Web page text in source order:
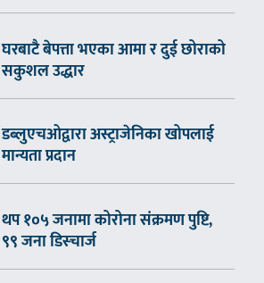
घरबाटै बेपत्ता भएका आमा र दुई छोराको
सकुशल उद्धार
डब्लुएचओद्वारा अस्ट्राजेनिका खोपलाई
मान्यता प्रदान
थप १०५ जनामा कोरोना संक्रमण पुष्टि,
९९ जना डिस्चार्ज